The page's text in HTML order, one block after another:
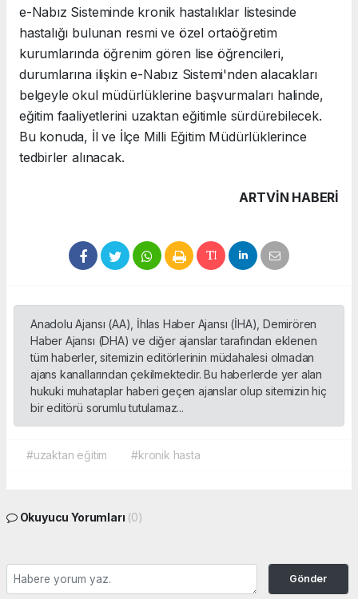
e-Nabız Sisteminde kronik hastalıklar listesinde
hastalığı bulunan resmi ve özel ortaöğretim
kurumlarında öğrenim gören lise öğrencileri,
durumlarına ilişkin e-Nabız Sistemi'nden alacakları
belgeyle okul müdürlüklerine başvurmaları halinde,
eğitim faaliyetlerini uzaktan eğitimle sürdürebilecek.
Bu konuda, İl ve İlçe Milli Eğitim Müdürlüklerince
tedbirler alınacak.
ARTVIN HABERİ
Anadolu Ajansı (AA), İhlas Haber Ajansı (İHA), Demirören
Haber Ajansı (DHA) ve diğer ajanslar tarafından eklenen
tüm haberler, sitemizin editörlerinin müdahalesi olmadan
ajans kanallarından çekilmektedir. Bu haberlerde yer alan
hukuki muhataplar haberi geçen ajanslar olup sitemizin hiç
bir editörü sorumlu tutulamaz...
#uzaktan eğitim #kronik hasta
Okuyucu Yorumları (0)
Gönder